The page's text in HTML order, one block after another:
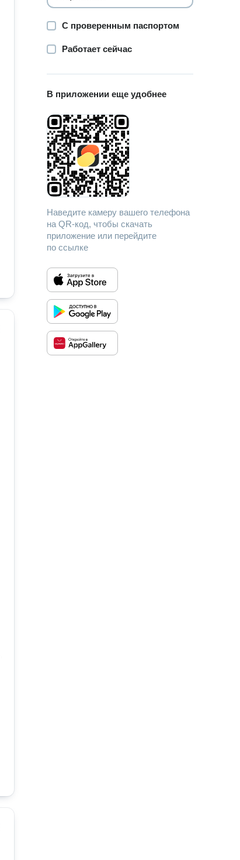
С проверенным паспортом
Работает сейчас
В приложении еще удобнее
Наведите камеру вашего телефона
на QR-код, чтобы скачать
приложение или перейдите
по ссылке